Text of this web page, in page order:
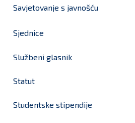
Savjetovanje s javnošću
Sjednice
Službeni glasnik
Statut
Studentske stipendije